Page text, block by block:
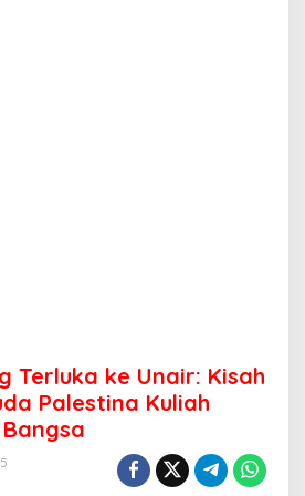
Terluka ke Unair: Kisah
Palestina Kuliah